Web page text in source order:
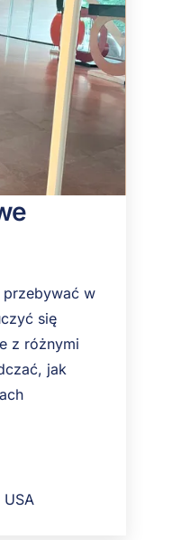
przebywać w
się
z różnymi
jak